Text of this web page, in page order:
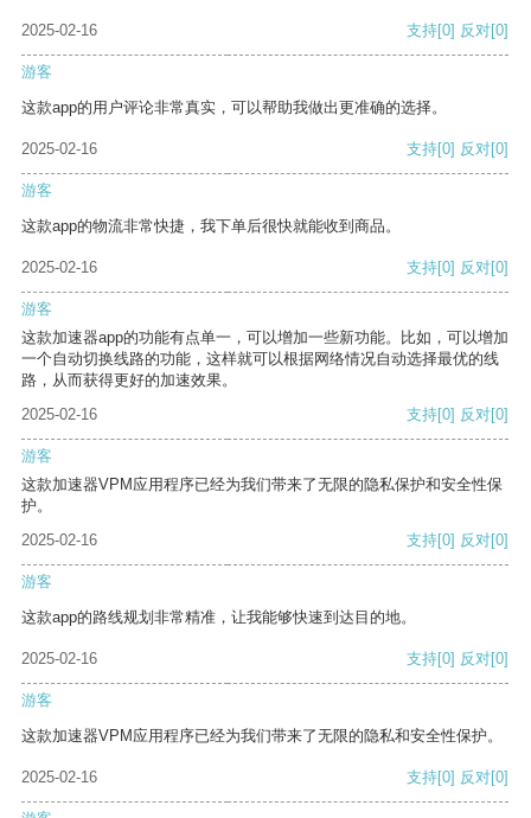
2025-02-16 支持[0] 反对[0]
游客
这款app的用户评论非常真实，可以帮助我做出更准确的选择。
2025-02-16 支持[0] 反对[0]
游客
这款app的物流非常快捷，我下单后很快就能收到商品。
2025-02-16 支持[0] 反对[0]
游客
这款加速器app的功能有点单一，可以增加一些新功能。比如，可以增加
一个自动切换线路的功能，这样就可以根据网络情况自动选择最优的线
路，从而获得更好的加速效果。
2025-02-16
支持[0] 反对[0]
游客
这款加速器VPM应用程序已经为我们带来了无限的隐私保护和安全性保
护。
2025-02-16
支持[0] 反对[0]
游客
这款app的路线规划非常精准，让我能够快速到达目的地。
2025-02-16 支持[0] 反对[0]
游客
这款加速器VPM应用程序已经为我们带来了无限的隐私和安全性保护。
2025-02-16 支持[0] 反对[0]